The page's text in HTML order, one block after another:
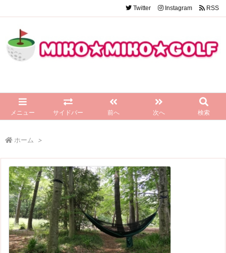
メニュー サイドバー 前へ 次へ 検索
Twitter Instagram RSS
ホーム >